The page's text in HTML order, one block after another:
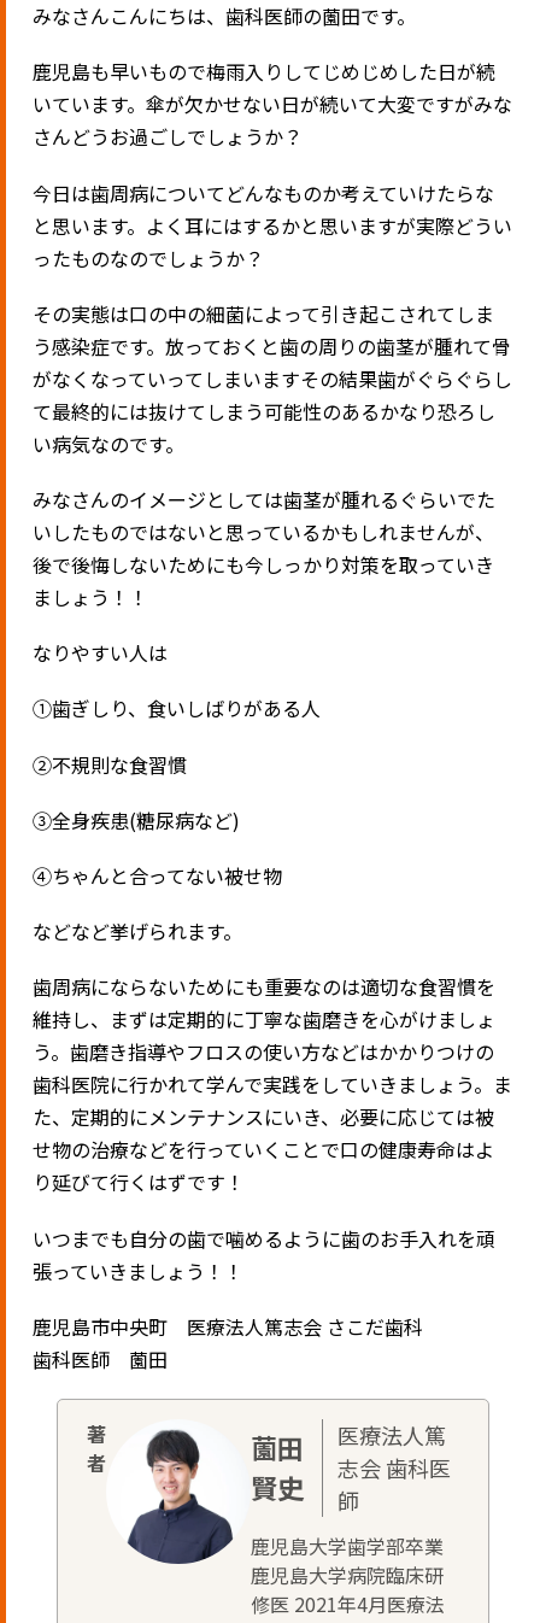
みなさんこんにちは、歯科医師の薗田です。
鹿児島も早いもので梅雨入りしてじめじめした日が続
いています。傘が欠かせない日が続いて大変ですがみな
さんどうお過ごしでしょうか？
今日は歯周病についてどんなものか考えていけたらな
と思います。よく耳にはするかと思いますが実際どうい
ったものなのでしょうか？
その実態は口の中の細菌によって引き起こされてしま
う感染症です。放っておくと歯の周りの歯茎が腫れて骨
がなくなっていってしまいますその結果歯がぐらぐらし
て最終的には抜けてしまう可能性のあるかなり恐ろし
い病気なのです。
みなさんのイメージとしては歯茎が腫れるぐらいでた
いしたものではないと思っているかもしれませんが、
後で後悔しないためにも今しっかり対策を取っていき
ましょう！！
なりやすい人は
①歯ぎしり、食いしばりがある人
②不規則な食習慣
③全身疾患(糖尿病など)
④ちゃんと合ってない被せ物
などなど挙げられます。
歯周病にならないためにも重要なのは適切な食習慣を
維持し、まずは定期的に丁寧な歯磨きを心がけましょ
う。歯磨き指導やフロスの使い方などはかかりつけの
歯科医院に行かれて学んで実践をしていきましょう。ま
た、定期的にメンテナンスにいき、必要に応じては被
せ物の治療などを行っていくことで口の健康寿命はよ
り延びて行くはずです！
いつまでも自分の歯で噛めるように歯のお手入れを頑
張っていきましょう！！
鹿児島市中央町 医療法人篤志会 さこだ歯科
歯科医師 薗田
薗田
賢史
医療法人篤
志会 歯科医
師
鹿児島大学歯学部卒業
鹿児島大学病院臨床研
修医 2021年4月医療法